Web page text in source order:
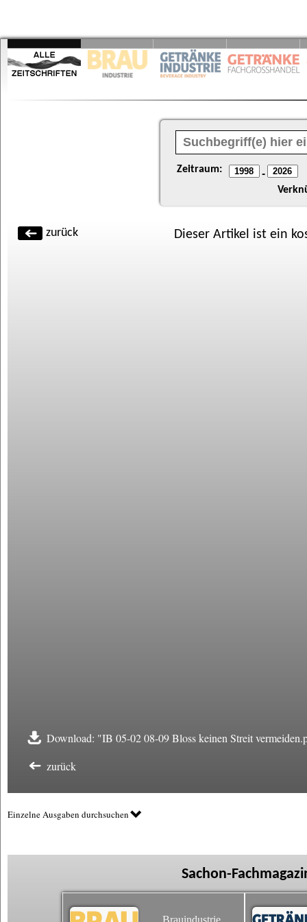
Zeitraum: -
zurück Dieser Artikel ist ein
Download: "IB 05-02 08-09 Bloss keinen Streit
zurück
Einzelne Ausgaben durchsuchen
Sachon-
Brauindustrie